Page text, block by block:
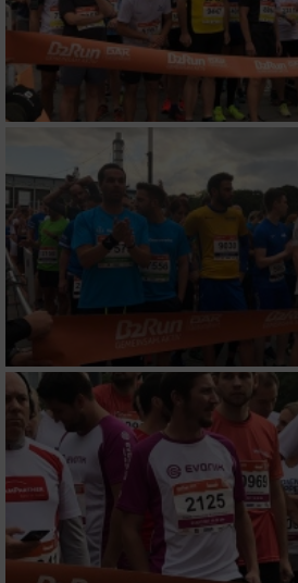
Erstellung von Profilen für
Werbung
Verwendung von Profilen zur
personalisierter Werbung
Erstellung von Profilen zur
von Inhalten
Verwendung von Profilen zur
personalisierter Inhalte
Messung der Werbeleistung
Messung der Performance von
Analyse von Zielgruppen durch
oder Kombinationen von Daten aus
verschiedenen Quellen
Entwicklung und Verbesserung der
Verwendung reduzierter Daten zur
von Inhalten